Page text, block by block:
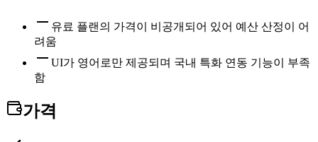
유료 플랜의 가격이 비공개되어 있어 예산 산정이 어
려움
UI가 영어로만 제공되며 국내 특화 연동 기능이 부족
함
가격